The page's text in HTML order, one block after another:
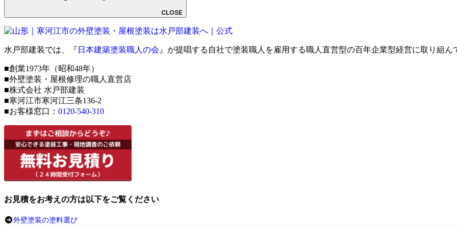
CLOSE
水戸部建装では、『 日本建築塗装職人の会 』が提唱する自社で塗装職人を雇用する職人直営型の百年企業型経営に取り組ん
■創業1973年（昭和48年）
■外壁塗装・屋根修理の職人直営店
■株式会社 水戸部建装
■寒河江市寒河江三条136-2
■お客様窓口： 0120-540-310
お見積をお考えの方は以下をご覧ください
外壁塗装の塗料選び